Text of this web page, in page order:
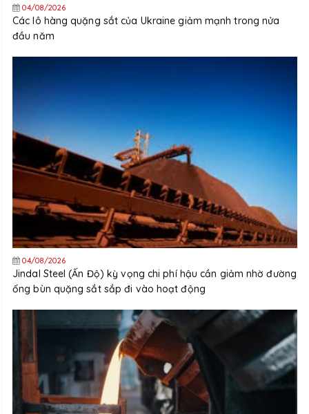
04/08/2026
Các lô hàng quặng sắt của Ukraine giảm mạnh trong nửa
đầu năm
04/08/2026
Jindal Steel (Ấn Độ) kỳ vọng chi phí hậu cần giảm nhờ đường
ống bùn quặng sắt sắp đi vào hoạt động